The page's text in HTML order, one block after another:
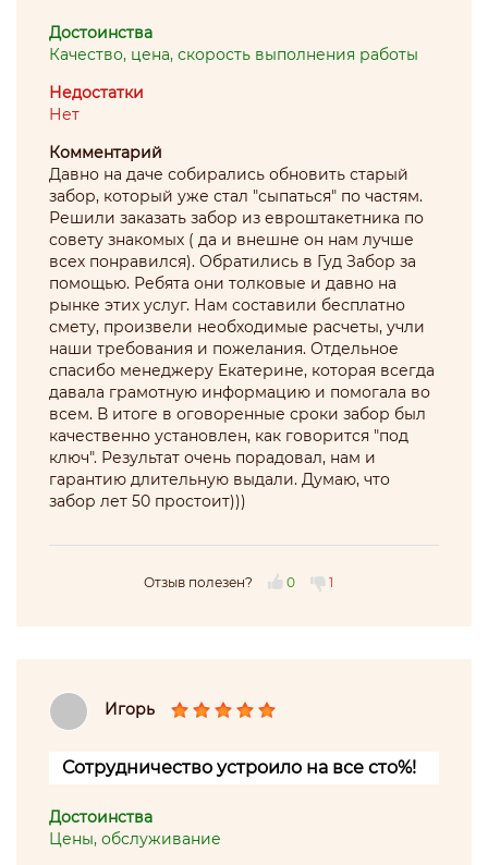
Достоинства
Качество, цена, скорость выполнения работы
Недостатки
Нет
Комментарий
Давно на даче собирались обновить старый
забор, который уже стал "сыпаться" по частям.
Решили заказать забор из евроштакетника по
совету знакомых ( да и внешне он нам лучше
всех понравился). Обратились в Гуд Забор за
помощью. Ребята они толковые и давно на
рынке этих услуг. Нам составили бесплатно
смету, произвели необходимые расчеты, учли
наши требования и пожелания. Отдельное
спасибо менеджеру Екатерине, которая всегда
давала грамотную информацию и помогала во
всем. В итоге в оговоренные сроки забор был
качественно установлен, как говорится "под
ключ". Результат очень порадовал, нам и
гарантию длительную выдали. Думаю, что
забор лет 50 простоит)))
Отзыв полезен? 0 1
Игорь
Сотрудничество устроило на все сто%!
Достоинства
Цены, обслуживание